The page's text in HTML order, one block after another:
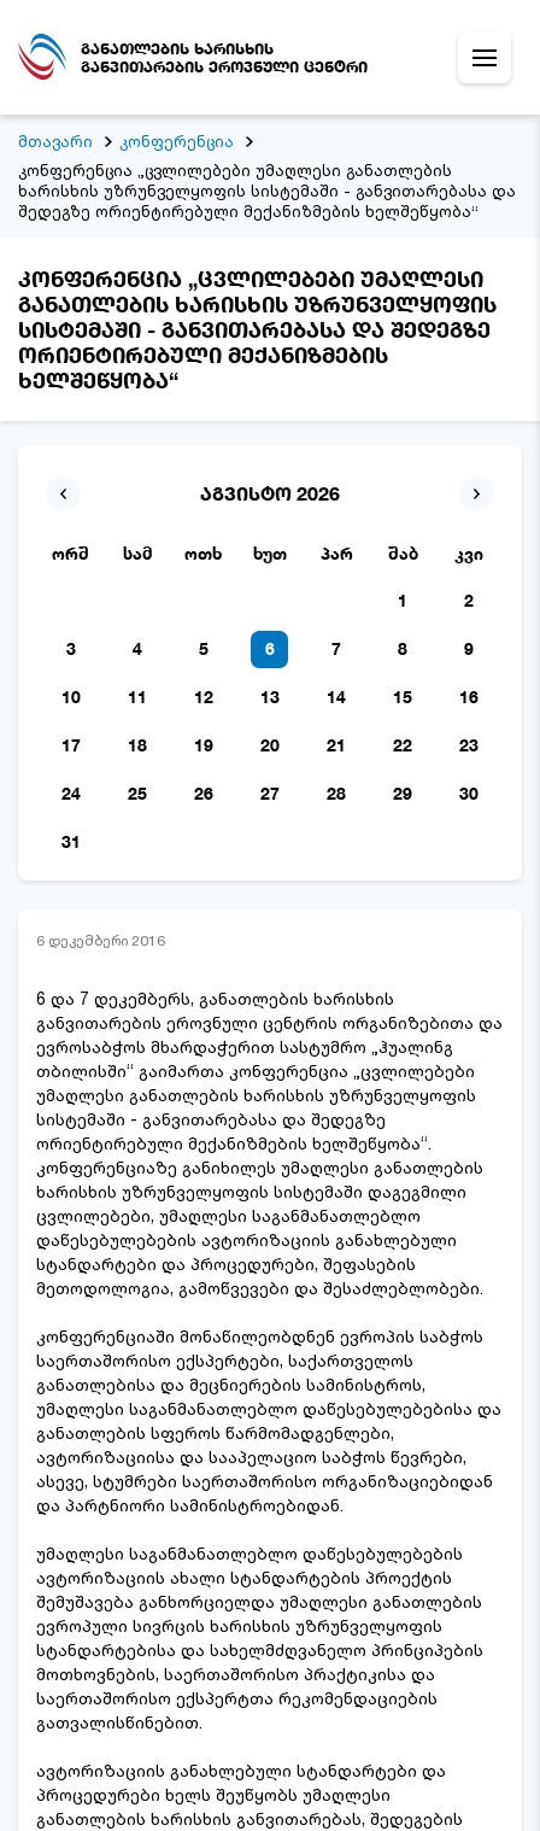
განათლების ხარისხის
განვითარების ეროვნული ცენტრი
მთავარი
კონფერენცია
კონფერენცია „ცვლილებები უმაღლესი განათლების
ხარისხის უზრუნველყოფის სისტემაში - განვითარებასა და
შედეგზე ორიენტირებული მექანიზმების ხელშეწყობა“
კონფერენცია „ცვლილებები უმაღლესი
განათლების ხარისხის უზრუნველყოფის
სისტემაში - განვითარებასა და შედეგზე
ორიენტირებული მექანიზმების
ხელშეწყობა“
აგვისტო 2026
ორშ სამ ოთხ ხუთ პარ შაბ კვი
1 2
3 4 5 6 7 8 9
10 11 12 13 14 15 16
17 18 19 20 21 22 23
24 25 26 27 28 29 30
31
6 დეკემბერი 2016
6 და 7 დეკემბერს, განათლების ხარისხის
განვითარების ეროვნული ცენტრის ორგანიზებითა და
ევროსაბჭოს მხარდაჭერით სასტუმრო „ჰუალინგ
თბილისში“ გაიმართა კონფერენცია „ცვლილებები
უმაღლესი განათლების ხარისხის უზრუნველყოფის
სისტემაში - განვითარებასა და შედეგზე
ორიენტირებული მექანიზმების ხელშეწყობა“.
კონფერენციაზე განიხილეს უმაღლესი განათლების
ხარისხის უზრუნველყოფის სისტემაში დაგეგმილი
ცვლილებები, უმაღლესი საგანმანათლებლო
დაწესებულებების ავტორიზაციის განახლებული
სტანდარტები და პროცედურები, შეფასების
მეთოდოლოგია, გამოწვევები და შესაძლებლობები.
კონფერენციაში მონაწილეობდნენ ევროპის საბჭოს
საერთაშორისო ექსპერტები, საქართველოს
განათლებისა და მეცნიერების სამინისტროს,
უმაღლესი საგანმანათლებლო დაწესებულებებისა და
განათლების სფეროს წარმომადგენლები,
ავტორიზაციისა და სააპელაციო საბჭოს წევრები,
ასევე, სტუმრები საერთაშორისო ორგანიზაციებიდან
და პარტნიორი სამინისტროებიდან.
უმაღლესი საგანმანათლებლო დაწესებულებების
ავტორიზაციის ახალი სტანდარტების პროექტის
შემუშავება განხორციელდა უმაღლესი განათლების
ევროპული სივრცის ხარისხის უზრუნველყოფის
სტანდარტებისა და სახელმძღვანელო პრინციპების
მოთხოვნების, საერთაშორისო პრაქტიკისა და
საერთაშორისო ექსპერტთა რეკომენდაციების
გათვალისწინებით.
ავტორიზაციის განახლებული სტანდარტები და
პროცედურები ხელს შეუწყობს უმაღლესი
განათლების ხარისხის განვითარებას, შედეგების